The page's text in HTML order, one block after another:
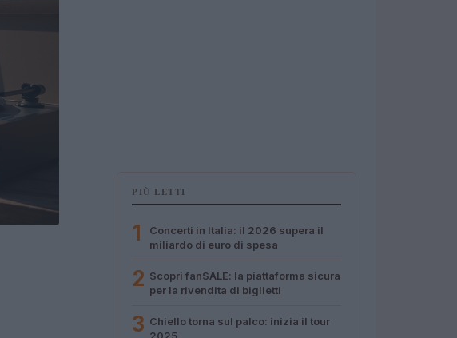
PIÙ LETTI
1
Concerti in Italia: il 2026 supera il
miliardo di euro di spesa
2 Scopri fanSALE: la piattaforma sicura
per la rivendita di biglietti
3 Chiello torna sul palco: inizia il tour